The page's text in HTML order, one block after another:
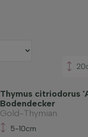
Thymus citriodorus
Bodendecker
Gold-Thymian
5-10cm